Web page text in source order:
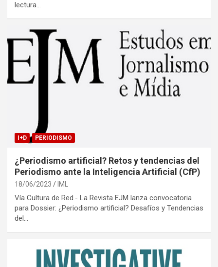
lectura…
I+D PERIODISMO
¿Periodismo artificial? Retos y tendencias del
Periodismo ante la Inteligencia Artificial (CfP)
18/06/2023 IML
Vía Cultura de Red.- La Revista EJM lanza convocatoria
para Dossier: ¿Periodismo artificial? Desafíos y Tendencias
del…